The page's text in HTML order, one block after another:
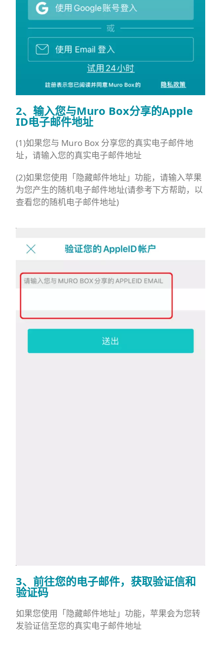
2、输入您与Muro Box分享的Apple
ID电子邮件地址
(1)如果您与 Muro Box 分享您的真实电子邮件地
址，请输入您的真实电子邮件地址
(2)如果您使用「隐藏邮件地址」功能，请输入苹果
为您产生的随机电子邮件地址(请参考下方帮助，以
查看您的随机电子邮件地址)
3、前往您的电子邮件，获取验证信和
验证码
如果您使用「隐藏邮件地址」功能，苹果会为您转
发验证信至您的真实电子邮件地址